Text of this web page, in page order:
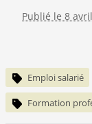
Publié le 8
Emploi salarié
Formation